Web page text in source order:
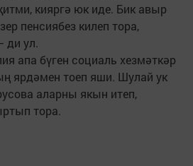
кияргә юк иде. Бик авыр
пенсиябез килеп тора,
ди ул.
апа бүген социаль хезмәткәр
ярдәмен тоеп яши. Шулай ук
аларны якын итеп,
тора.